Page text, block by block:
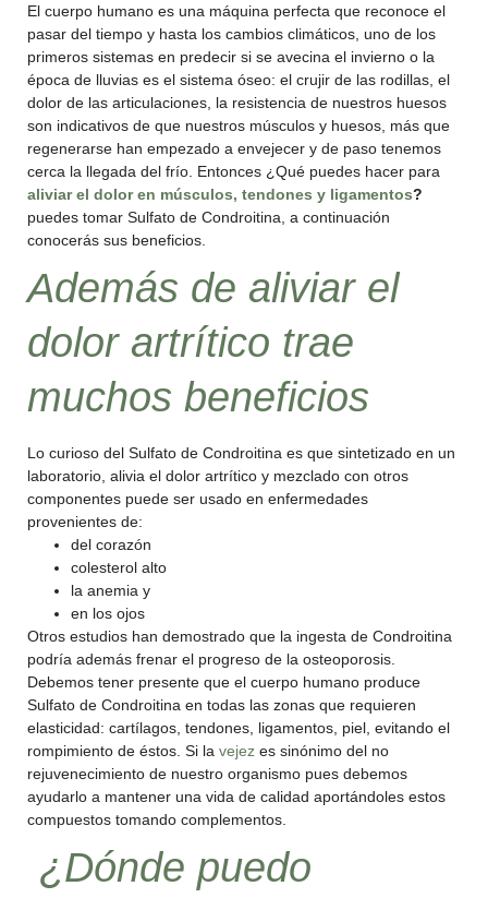
El cuerpo humano es una máquina perfecta que reconoce el
pasar del tiempo y hasta los cambios climáticos, uno de los
primeros sistemas en predecir si se avecina el invierno o la
época de lluvias es el sistema óseo: el crujir de las rodillas, el
dolor de las articulaciones, la resistencia de nuestros huesos
son indicativos de que nuestros músculos y huesos, más que
regenerarse han empezado a envejecer y de paso tenemos
cerca la llegada del frío. Entonces ¿Qué puedes hacer para
aliviar el dolor en músculos, tendones y ligamentos?
puedes tomar Sulfato de Condroitina, a continuación
conocerás sus beneficios.
Además de aliviar el
dolor artrítico trae
muchos beneficios
Lo curioso del Sulfato de Condroitina es que sintetizado en un
laboratorio, alivia el dolor artrítico y mezclado con otros
componentes puede ser usado en enfermedades
provenientes de:
del corazón
colesterol alto
la anemia y
en los ojos
Otros estudios han demostrado que la ingesta de Condroitina
podría además frenar el progreso de la osteoporosis.
Debemos tener presente que el cuerpo humano produce
Sulfato de Condroitina en todas las zonas que requieren
elasticidad: cartílagos, tendones, ligamentos, piel, evitando el
rompimiento de éstos. Si la vejez es sinónimo del no
rejuvenecimiento de nuestro organismo pues debemos
ayudarlo a mantener una vida de calidad aportándoles estos
compuestos tomando complementos.
¿Dónde puedo